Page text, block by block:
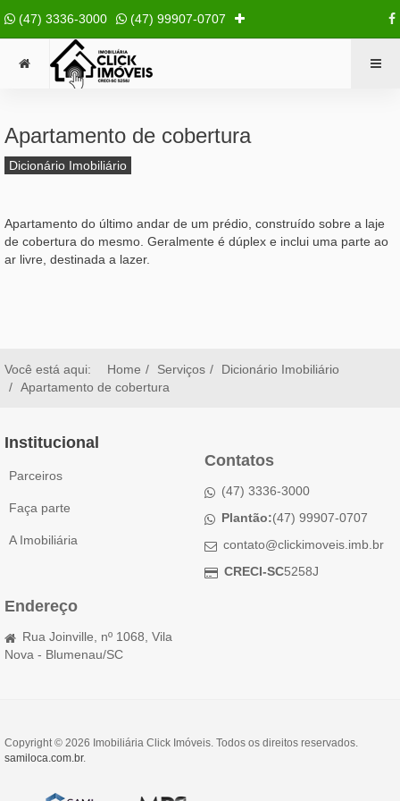
(47) 3336-3000 (47) 99907-0707
Apartamento de cobertura
Dicionário Imobiliário
Apartamento do último andar de um prédio, construído sobre a laje
de cobertura do mesmo. Geralmente é dúplex e inclui uma parte ao
ar livre, destinada a lazer.
Você está aqui: Home Serviços
Dicionário Imobiliário
Apartamento de cobertura
Institucional
Parceiros
Faça parte
A Imobiliária
Contatos
(47) 3336-3000
Plantão:(47) 99907-0707
contato@clickimoveis.imb.br
CRECI-SC5258J
Endereço
Rua Joinville, nº 1068, Vila
Nova - Blumenau/SC
Copyright © 2026 Imobiliária Click Imóveis. Todos os direitos reservados.
samiloca.com.br.